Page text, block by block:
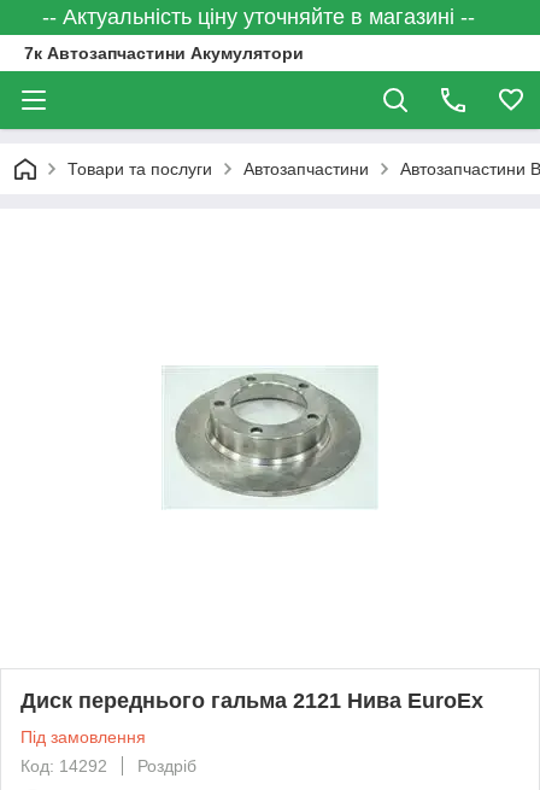
-- Актуальність ціну уточняйте в магазині --
7к Автозапчастини Акумулятори
Товари та послуги Автозапчастини Автозапчастини
Диск переднього гальма 2121 Нива EuroEx
Під замовлення
Код: 14292
Роздріб